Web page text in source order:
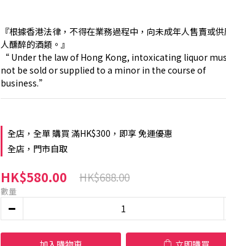
『根據香港法律，不得在業務過程中，向未成年人售賣或
人醺醉的酒類。』
“ Under the law of Hong Kong, intoxicating liquor
not be sold or supplied to a minor in the course of
business.”
全店，全單 購買 滿HK$300，即享 免運優惠
全店，門市自取
HK$580.00 HK$688.00
數量